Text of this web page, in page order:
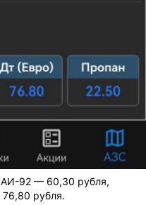
АИ-92 — 60,30 рубля,
рубля.